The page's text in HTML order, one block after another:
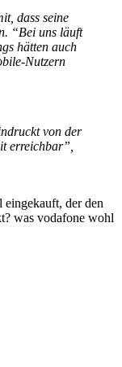
dass seine
“Bei uns läuft
hätten auch
Nutzern
von der
erreichbar”,
der den
was vodafone wohl